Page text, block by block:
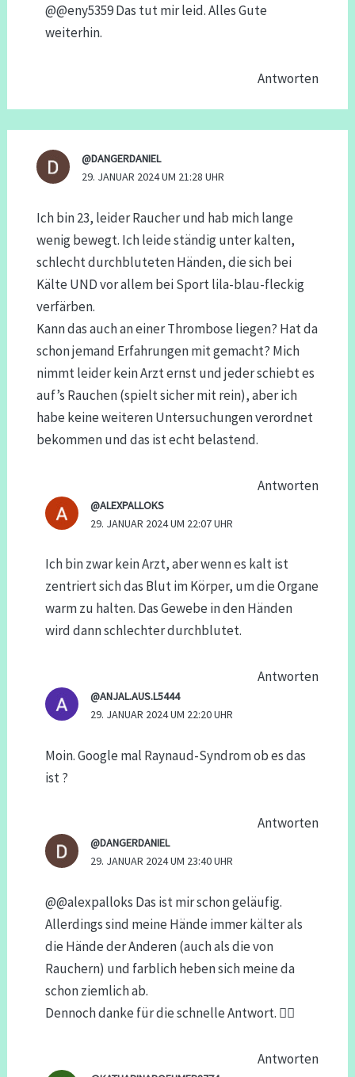
@@eny5359 Das tut mir leid. Alles Gute
weiterhin.
Antworten
@DANGERDANIEL
29. JANUAR 2024 UM 21:28 UHR
Ich bin 23, leider Raucher und hab mich lange
wenig bewegt. Ich leide ständig unter kalten,
schlecht durchbluteten Händen, die sich bei
Kälte UND vor allem bei Sport lila-blau-fleckig
verfärben.
Kann das auch an einer Thrombose liegen? Hat da
schon jemand Erfahrungen mit gemacht? Mich
nimmt leider kein Arzt ernst und jeder schiebt es
auf’s Rauchen (spielt sicher mit rein), aber ich
habe keine weiteren Untersuchungen verordnet
bekommen und das ist echt belastend.
Antworten
@ALEXPALLOKS
29. JANUAR 2024 UM 22:07 UHR
Ich bin zwar kein Arzt, aber wenn es kalt ist
zentriert sich das Blut im Körper, um die Organe
warm zu halten. Das Gewebe in den Händen
wird dann schlechter durchblutet.
Antworten
@ANJAL.AUS.L5444
29. JANUAR 2024 UM 22:20 UHR
Moin. Google mal Raynaud-Syndrom ob es das
ist ?
Antworten
@DANGERDANIEL
29. JANUAR 2024 UM 23:40 UHR
@@alexpalloks Das ist mir schon geläufig.
Allerdings sind meine Hände immer kälter als
die Hände der Anderen (auch als die von
Rauchern) und farblich heben sich meine da
schon ziemlich ab.
Dennoch danke für die schnelle Antwort. ✌🏼
Antworten